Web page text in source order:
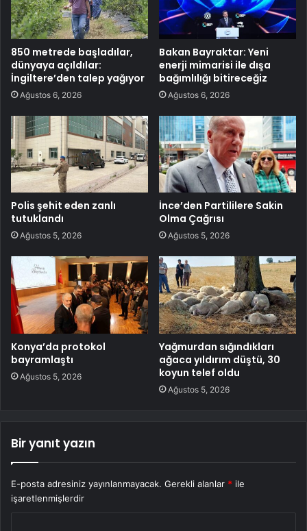
850 metrede başladılar,
dünyaya açıldılar:
İngiltere’den talep yağıyor
Ağustos 6, 2026
Bakan Bayraktar: Yeni
enerji mimarisi ile dışa
bağımlılığı bitireceğiz
Ağustos 6, 2026
Polis şehit eden zanlı
tutuklandı
Ağustos 5, 2026
İnce’den Partililere Sakin
Olma Çağrısı
Ağustos 5, 2026
Konya’da protokol
bayramlaştı
Ağustos 5, 2026
Yağmurdan sığındıkları
ağaca yıldırım düştü, 30
koyun telef oldu
Ağustos 5, 2026
Bir yanıt yazın
E-posta adresiniz yayınlanmayacak. Gerekli alanlar * ile
işaretlenmişlerdir